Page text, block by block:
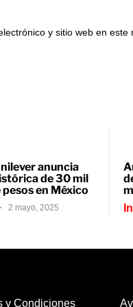
y sitio web en
anuncia
de 30 mil
en México
2 mayo, 2025
y Condiciones